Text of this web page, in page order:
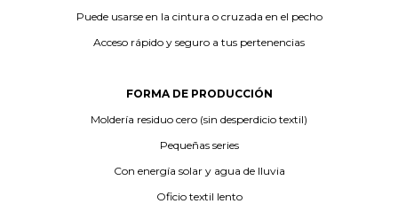
Puede usarse en la cintura o cruzada en el pecho
Acceso rápido y seguro a tus pertenencias
FORMA DE PRODUCCIÓN
Moldería residuo cero (sin desperdicio textil)
Pequeñas series
Con energía solar y agua de lluvia
Oficio textil lento